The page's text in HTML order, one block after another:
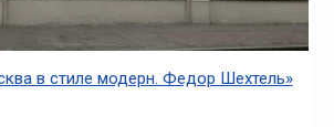
в стиле модерн. Федор Шехтель»